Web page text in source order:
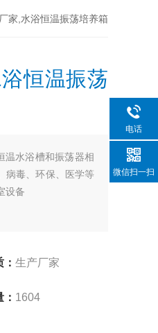
家,水浴恒温振荡培养箱
恒温振荡
温水浴槽和振荡器相
病毒、环保、医学等
设备
：生产厂家
1604
电话
微信扫一扫